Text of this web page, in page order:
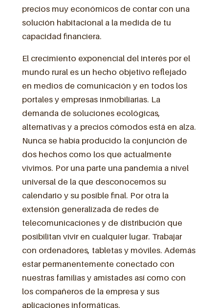
precios muy económicos de contar con una
solución habitacional a la medida de tu
capacidad financiera.
El crecimiento exponencial del interés por el
mundo rural es un hecho objetivo reflejado
en medios de comunicación y en todos los
portales y empresas inmobiliarias. La
demanda de soluciones ecológicas,
alternativas y a precios cómodos está en alza.
Nunca se había producido la conjunción de
dos hechos como los que actualmente
vivimos. Por una parte una pandemia a nivel
universal de la que desconocemos su
calendario y su posible final. Por otra la
extensión generalizada de redes de
telecomunicaciones y de distribución que
posibilitan vivir en cualquier lugar. Trabajar
con ordenadores, tabletas y móviles. Además
estar permanentemente conectado con
nuestras familias y amistades así como con
los compañeros de la empresa y sus
aplicaciones informáticas.